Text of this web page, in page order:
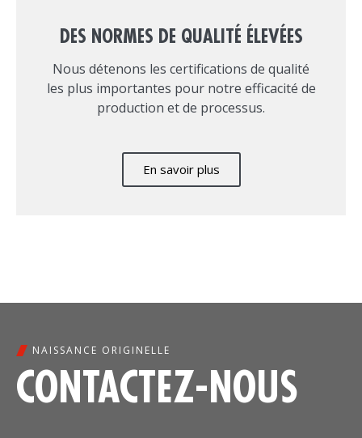
DES NORMES DE QUALITÉ ÉLEVÉES
Nous détenons les certifications de qualité
les plus importantes pour notre efficacité de
production et de processus.
En savoir plus
NAISSANCE ORIGINELLE
CONTACTEZ-NOUS